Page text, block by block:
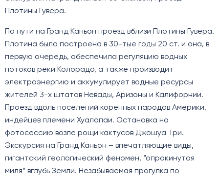
Плотины Гувера.
По пути на Гранд Каньон проезд вблизи Плотины Гувера.
Плотина была построена в 30-тые годы 20 ст. и она, в
первую очередь, обеспечила регуляцию водных
потоков реки Колорадо, а также производит
электроэнергию и аккумулирует водные ресурсы
жителей 3-х штатов Невады, Аризоны и Калифорнии.
Проезд вдоль поселений коренных народов Америки,
индейцев племени Хуалапаи. Остановка на
фотосессию возле рощи кактусов Джошуа Три.
Экскурсия на Гранд Каньон – впечатляющие виды,
гигантский геологический феномен, “опрокинутая
миля” вглубь Земли. Незабываемая прогулка по